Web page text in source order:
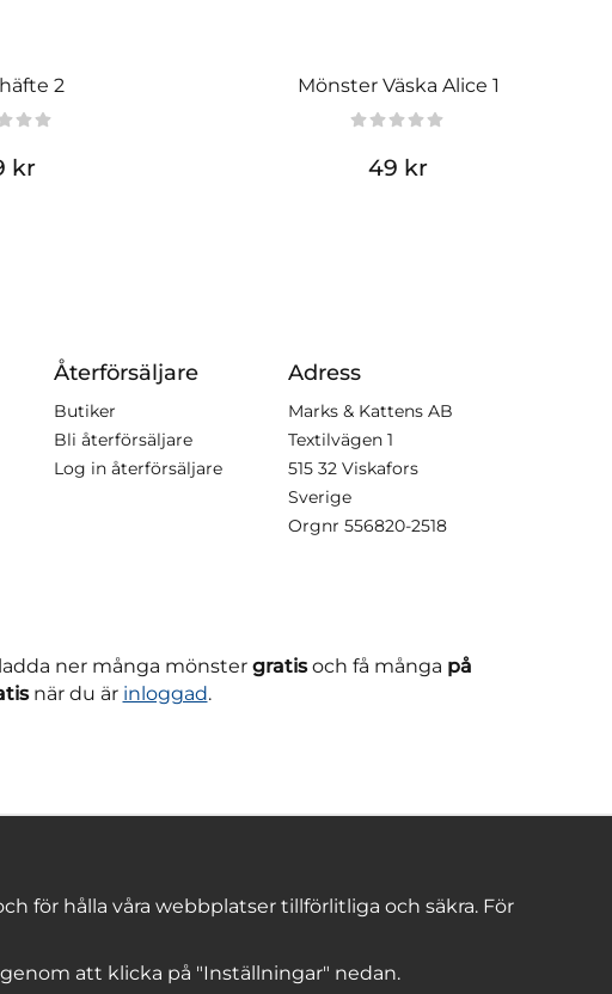
2
kr
Mönster Väska Alice 1
49 kr
Återförsäljare
Butiker
Bli återförsäljare
Log in återförsäljare
Adress
Marks & Kattens AB
Textilvägen 1
515 32 Viskafors
Sverige
Orgnr 556820-2518
ner många mönster gratisoch få många på
när du är inloggad.
för hålla våra webbplatser tillförlitliga och säkra. För
att klicka på "Inställningar" nedan.